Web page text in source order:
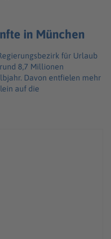
in München
für Urlaub
8,7 Millionen
Davon entfielen mehr
auf die